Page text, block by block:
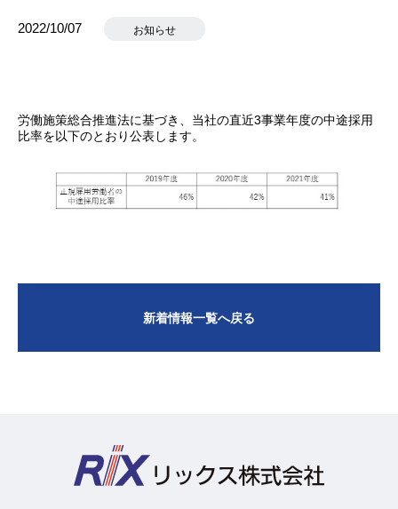
2022/10/07 お知らせ
労働施策総合推進法に基づき、当社の直近3事業年度の中途採用
比率を以下のとおり公表します。
新着情報一覧へ戻る